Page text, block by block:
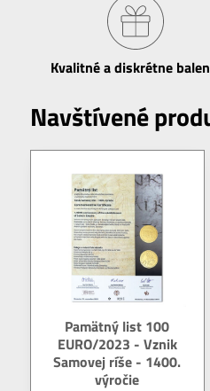
Kvalitné a diskrétne
Navštívené
Pamätný list 100
EURO/2023 - Vznik
Samovej ríše - 1400.
výročie